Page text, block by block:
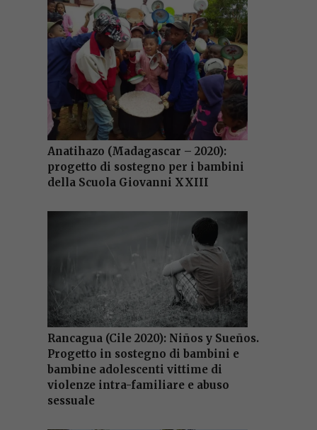
Anatihazo (Madagascar – 2020):
progetto di sostegno per i bambini
della Scuola Giovanni XXIII
Rancagua (Cile 2020): Niños y Sueños.
Progetto in sostegno di bambini e
bambine adolescenti vittime di
violenze intra-familiare e abuso
sessuale